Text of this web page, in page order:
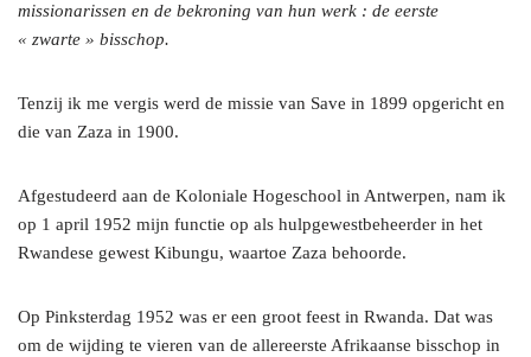
missionarissen en de bekroning van hun werk : de eerste
« zwarte » bisschop.
Tenzij ik me vergis werd de missie van Save in 1899 opgericht en
die van Zaza in 1900.
Afgestudeerd aan de Koloniale Hogeschool in Antwerpen, nam ik
op 1 april 1952 mijn functie op als hulpgewestbeheerder in het
Rwandese gewest Kibungu, waartoe Zaza behoorde.
Op Pinksterdag 1952 was er een groot feest in Rwanda. Dat was
om de wijding te vieren van de allereerste Afrikaanse bisschop in